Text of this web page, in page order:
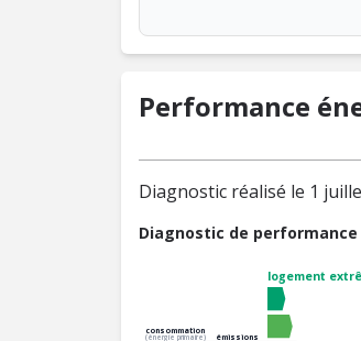
Performance
Diagnostic réalisé le 1
Diagnostic de performance
logement
consommation
(énergie primaire) émissions